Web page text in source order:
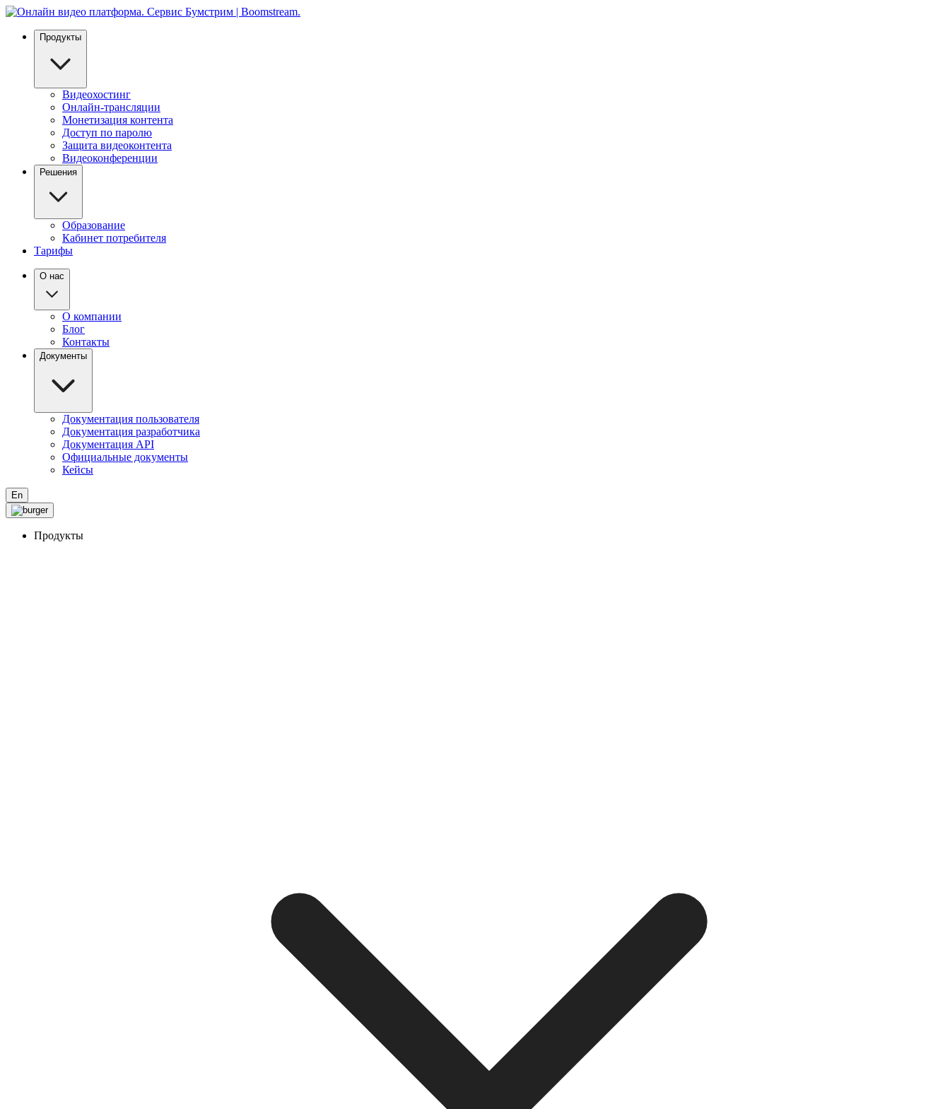
Продукты
Видеохостинг
Онлайн-трансляции
Монетизация контента
Доступ по паролю
Защита видеоконтента
Видеоконференции
Решения
Образование
Кабинет потребителя
Тарифы
О нас
О компании
Блог
Контакты
Документы
Документация пользователя
Документация разработчика
Документация API
Официальные документы
Кейсы
En
Продукты